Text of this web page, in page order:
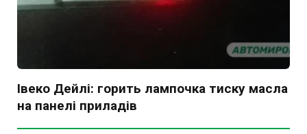
Івеко Дейлі: горить лампочка тиску масла
на панелі приладів